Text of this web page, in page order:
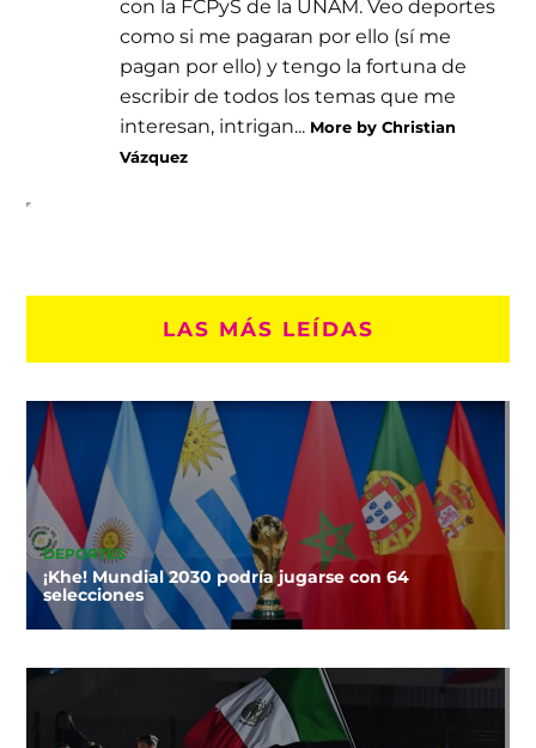
con la FCPyS de la UNAM. Veo deportes
como si me pagaran por ello (sí me
pagan por ello) y tengo la fortuna de
escribir de todos los temas que me
interesan, intrigan... More by Christian
Vázquez
LAS MÁS LEÍDAS
DEPORTES
¡Khe! Mundial 2030 podría jugarse con 64
selecciones